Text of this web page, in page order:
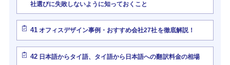
社選びに失敗しないように知っておくこと
41オフィスデザイン事例・おすすめ会社27社を徹底解説！
42日本語からタイ語、タイ語から日本語への翻訳料金の相場